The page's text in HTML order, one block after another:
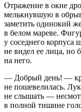
Отражение в окне
мелькнувшую в
заметить одинокий
в белом мареве.
у соседнего корпуса
не видел ее лица, но
на него.
— Добрый день! —
не пошевелилась.
не слышать —
в полной тишине